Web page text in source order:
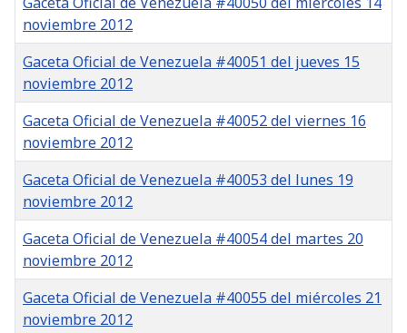
noviembre 2012
Gaceta Oficial de Venezuela #40051 del jueves 15
noviembre 2012
Gaceta Oficial de Venezuela #40052 del viernes 16
noviembre 2012
Gaceta Oficial de Venezuela #40053 del lunes 19
noviembre 2012
Gaceta Oficial de Venezuela #40054 del martes 20
noviembre 2012
Gaceta Oficial de Venezuela #40055 del miércoles 21
noviembre 2012